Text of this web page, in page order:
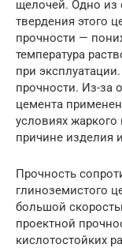
щелочей. Одно из
твердения этого
прочности —
температура
при
прочности. Из-за
цемента
условиях
причине изделия
Прочность
глиноземистого
большой
проектной
кислотостойких